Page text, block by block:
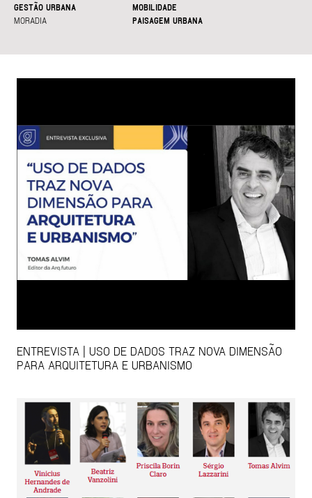
GESTÃO URBANA
MOBILIDADE
MORADIA
PAISAGEM URBANA
ENTREVISTA | USO DE DADOS TRAZ NOVA DIMENSÃO
PARA ARQUITETURA E URBANISMO